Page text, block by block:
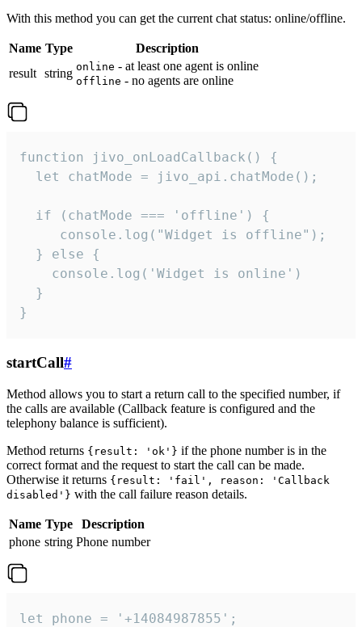
With this method you can get the current chat status: online/offline.
Name Type
Description
result string online - at least one agent is online
offline - no agents are online
function jivo_onLoadCallback() {
  let chatMode = jivo_api.chatMode();
  if (chatMode === 'offline') {
     console.log("Widget is offline");
  } else {
    console.log('Widget is online')
  }
}
startCall#
Method allows you to start a return call to the specified number, if
the calls are available (Callback feature is configured and the
telephony balance is sufficient).
Method returns {result: 'ok'} if the phone number is in the
correct format and the request to start the call can be made.
Otherwise it returns {result: 'fail', reason: 'Callback
disabled'} with the call failure reason details.
Name Type
Description
phone string Phone number
let phone = '+14084987855';